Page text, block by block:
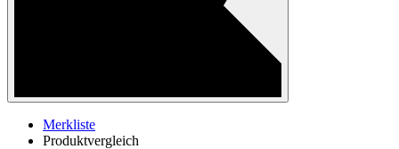
Merkliste
Produktvergleich